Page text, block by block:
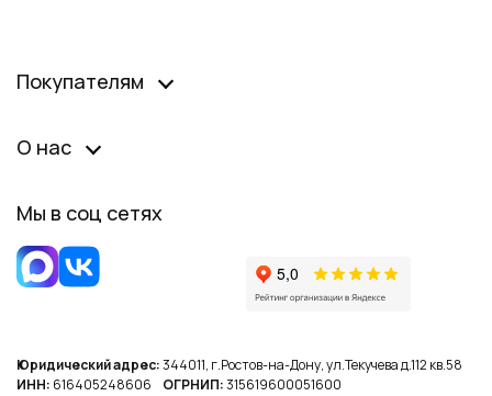
Покупателям
О нас
Мы в соц сетях
Юридический адрес:344011, г.Ростов-на-Дону, ул.Текучева д.112 кв.58
ИНН: 616405248606 ОГРНИП:315619600051600